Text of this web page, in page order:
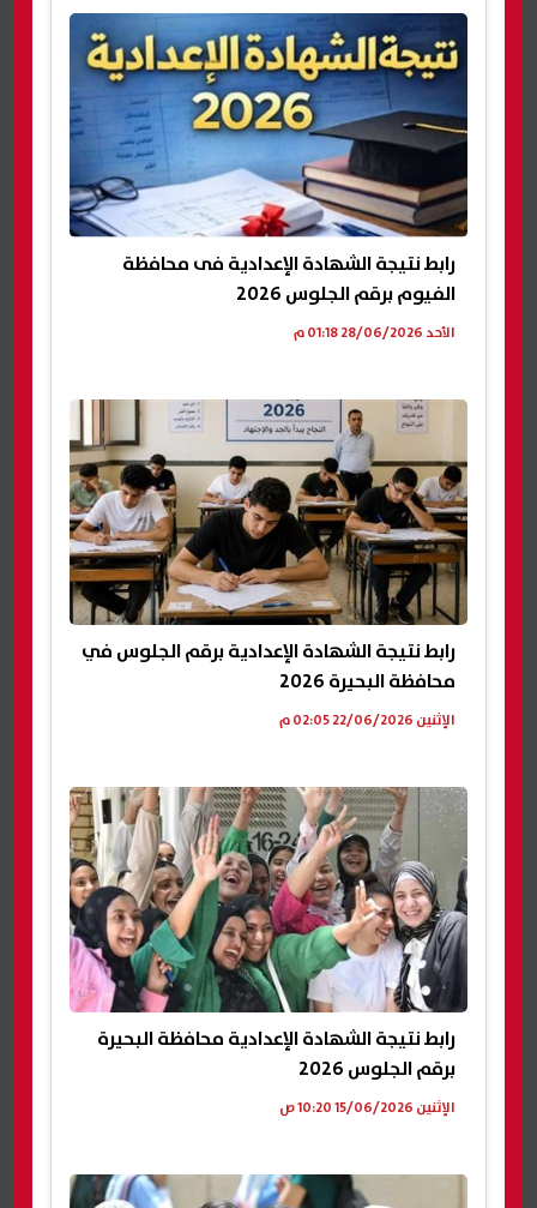
رابط نتيجة الشهادة الإعدادية فى محافظة
الفيوم برقم الجلوس 2026
الأحد 28/06/2026 01:18 م
رابط نتيجة الشهادة الإعدادية برقم الجلوس في
محافظة البحيرة 2026
الإثنين 22/06/2026 02:05 م
رابط نتيجة الشهادة الإعدادية محافظة البحيرة
برقم الجلوس 2026
الإثنين 15/06/2026 10:20 ص